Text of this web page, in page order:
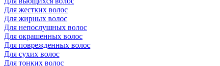
Для жестких волос
Для жирных волос
Для непослушных волос
Для окрашенных волос
Для поврежденных волос
Для сухих волос
Для тонких волос